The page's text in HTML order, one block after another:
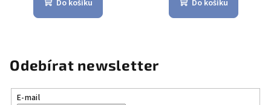
Do košíku Do košíku
Odebírat newsletter
E-mail